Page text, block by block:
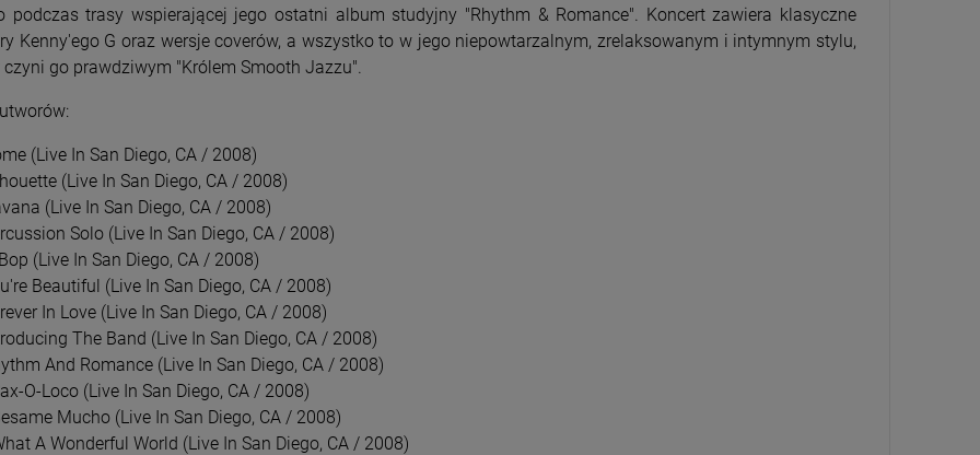
WALK INTO LIGHT
2026 REMIX)
MADONNA - CONFESSIONS II (JEWEL
CASE CD)
CD
PRZECENA
podczas trasy wspierającej jego ostatni album studyjny "Rhythm & Romance". Koncert zawiera klasyczne
Kenny'ego G oraz wersje coverów, a wszystko to w jego niepowtarzalnym, zrelaksowanym i intymnym stylu,
czyni go prawdziwym "Królem Smooth Jazzu".
(Live In San Diego, CA / 2008)
(Live In San Diego, CA / 2008)
(Live In San Diego, CA / 2008)
Solo (Live In San Diego, CA / 2008)
(Live In San Diego, CA / 2008)
Beautiful (Live In San Diego, CA / 2008)
In Love (Live In San Diego, CA / 2008)
The Band (Live In San Diego, CA / 2008)
And Romance (Live In San Diego, CA / 2008)
O-Loco (Live In San Diego, CA / 2008)
Mucho (Live In San Diego, CA / 2008)
A Wonderful World (Live In San Diego, CA / 2008)